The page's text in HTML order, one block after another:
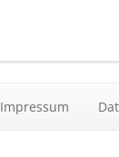
Impressum